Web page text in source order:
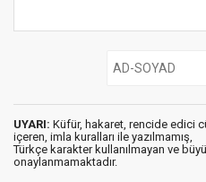
UYARI: Küfür, hakaret, rencide edici
içeren, imla kuralları ile yazılmamış,
Türkçe karakter kullanılmayan ve
onaylanmamaktadır.